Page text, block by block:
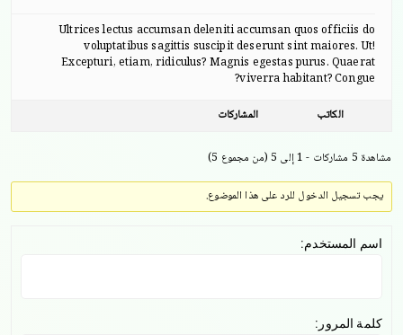
Ultrices lectus accumsan deleniti accumsan quos officiis do
voluptatibus sagittis suscipit deserunt sint maiores. Ut!
Excepturi, etiam, ridiculus? Magnis egestas purus. Quaerat
viverra habitant? Congue?
الكاتب
المشاركات
مشاهدة 5 مشاركات - 1 إلى 5 (من مجموع 5)
يجب تسجيل الدخول للرد على هذا الموضوع.
اسم المستخدم:
كلمة المرور: